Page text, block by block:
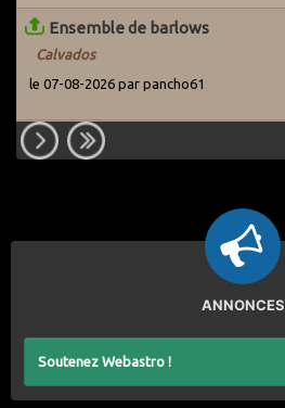
Ensemble de barlows
Calvados
le 07-08-2026 par pancho61
ANNONCES
Soutenez Webastro !